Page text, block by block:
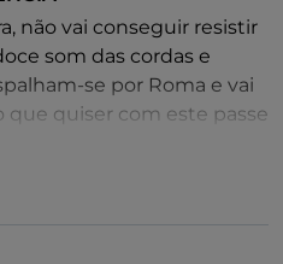
não vai conseguir resistir
som das cordas e
se por Roma e vai
que quiser com este passe